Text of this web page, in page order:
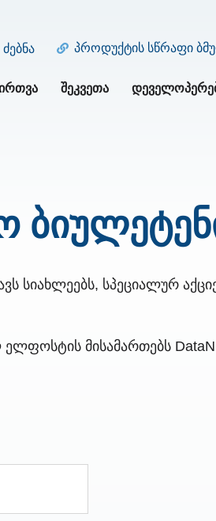
ძებნა პროდუქტის სწრაფი
ᲨᲔᲙᲕᲔᲗᲐ
სიახლეებს, სპეციალურ
მისამართებს